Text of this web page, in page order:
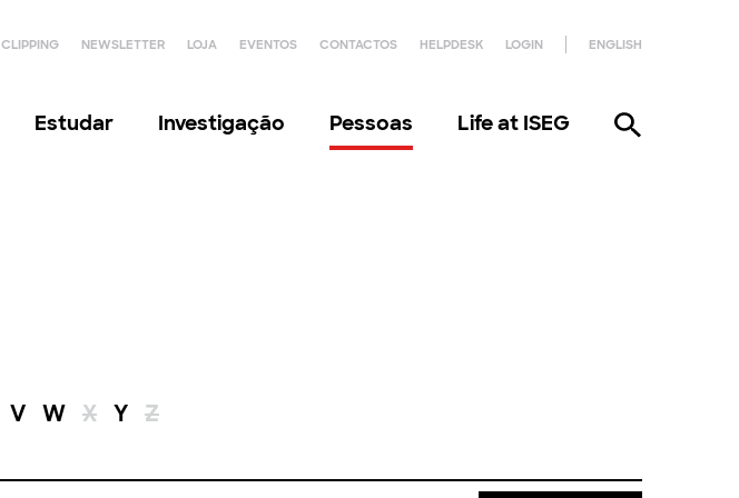
CLIPPING NEWSLETTER LOJA EVENTOS CONTACTOS HELPDESK LOGIN ENGLISH
Estudar Investigação Pessoas Life at ISEG
V W X Y Z